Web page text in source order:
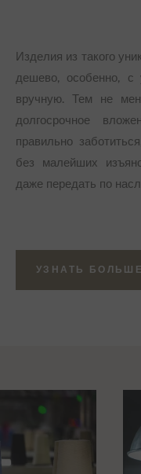
Изделия из такого
дешево, особенно, с
вручную. Тем не
долгосрочное
правильно
без малейших
даже передать по
УЗНАТЬ БОЛЬШЕ